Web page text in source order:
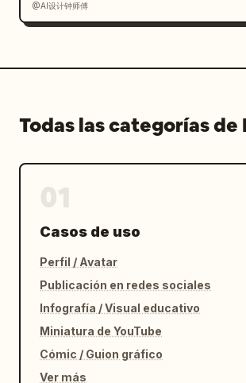
@AI设计钟师傅
Todas las categorías de
Casos de uso
Perfil / Avatar
Publicación en redes sociales
Infografía / Visual educativo
Miniatura de YouTube
Cómic / Guion gráfico
Ver más